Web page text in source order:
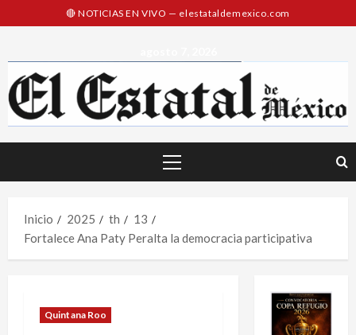
al
Menú
Inicio 2025 th
13
Fortalece Ana Paty Peralta la democracia participativa
Quintana Roo